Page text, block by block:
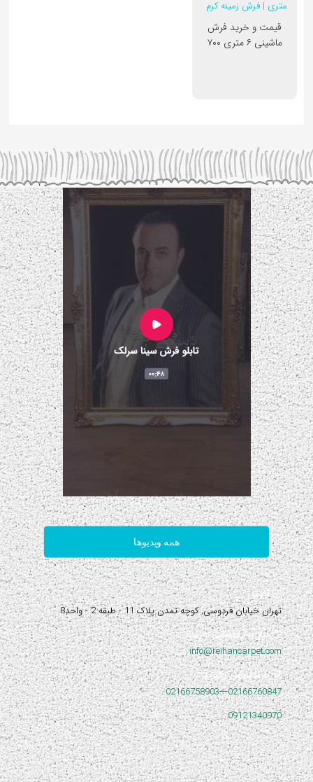
قیمت و خرید فرش
ماشینی ۶ متری ۷۰۰
همه ویدیوها
آدرس:
تهران خیابان فردوسی, کوچه تمدن پلاک 11 - طبقه 2 - واحد8
نیاز به راهنمایی دارید؟
info@reihancarpet.com
با ما تماس بگیرید
02166760847
---
02166758903
09121340970